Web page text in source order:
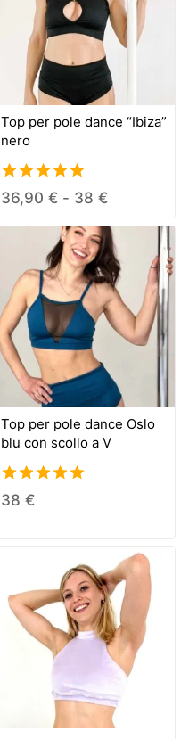
Top per pole dance “Ibiza”
nero
5.00
36,90 € - 38 €
Top per pole dance Oslo
blu con scollo a V
5.00
38 €